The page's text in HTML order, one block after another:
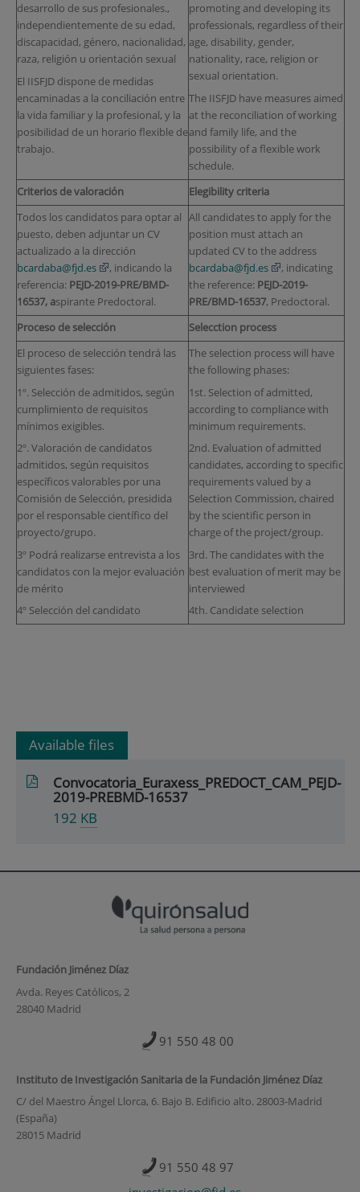
desarrollo de sus profesionales.,
independientemente de su edad,
discapacidad, género, nacionalidad,
raza, religión u orientación sexual
El IISFJD dispone de medidas
encaminadas a la conciliación entre
la vida familiar y la profesional, y la
posibilidad de un horario flexible de
trabajo.
promoting and developing its
professionals, regardless of their
age, disability, gender,
nationality, race, religion or
sexual orientation.
The IISFJD have measures aimed
at the reconciliation of working
and family life, and the
possibility of a flexible work
schedule.
Criterios de valoración
Elegibility criteria
Todos los candidatos para optar al
puesto, deben adjuntar un CV
actualizado a la dirección
bcardaba@fjd.es
, indicando la
referencia: PEJD-2019-PRE/BMD-
16537,aspirante Predoctoral.
All candidates to apply for the
position must attach an
updated CV to the address
bcardaba@fjd.es
, indicating
the reference: PEJD-2019-
PRE/BMD-16537, Predoctoral.
Proceso de selección
Selecction process
El proceso de selección tendrá las
siguientes fases:
1º. Selección de admitidos, según
cumplimiento de requisitos
mínimos exigibles.
2º. Valoración de candidatos
admitidos, según requisitos
específicos valorables por una
Comisión de Selección, presidida
por el responsable científico del
proyecto/grupo.
3º Podrá realizarse entrevista a los
candidatos con la mejor evaluación
de mérito
4º Selección del candidato
The selection process will have
the following phases:
1st. Selection of admitted,
according to compliance with
minimum requirements.
2nd. Evaluation of admitted
candidates, according to specific
requirements valued by a
Selection Commission, chaired
by the scientific person in
charge of the project/group.
3rd. The candidates with the
best evaluation of merit may be
interviewed
4th. Candidate selection
Available files
Convocatoria_Euraxess_PREDOCT_CAM_PEJD-
2019-PREBMD-16537
192 KB
Fundación Jiménez Díaz
Avda. Reyes Católicos, 2
28040 Madrid
91 550 48 00
Instituto de Investigación Sanitaria de la Fundación Jiménez Díaz
C/ del Maestro Ángel Llorca, 6. Bajo B. Edificio alto. 28003-Madrid
(España)
28015 Madrid
91 550 48 97